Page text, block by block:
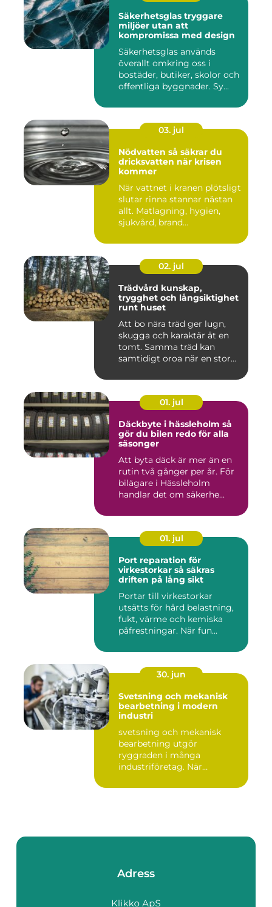
Säkerhetsglas tryggare
miljöer utan att
kompromissa med design
Säkerhetsglas används
överallt omkring oss i
bostäder, butiker, skolor och
offentliga byggnader. Sy...
03. jul
Nödvatten så säkrar du
dricksvatten när krisen
kommer
När vattnet i kranen plötsligt
slutar rinna stannar nästan
allt. Matlagning, hygien,
sjukvård, brand...
02. jul
Trädvård kunskap,
trygghet och långsiktighet
runt huset
Att bo nära träd ger lugn,
skugga och karaktär åt en
tomt. Samma träd kan
samtidigt oroa när en stor...
01. jul
Däckbyte i hässleholm så
gör du bilen redo för alla
säsonger
Att byta däck är mer än en
rutin två gånger per år. För
bilägare i Hässleholm
handlar det om säkerhe...
01. jul
Port reparation för
virkestorkar så säkras
driften på lång sikt
Portar till virkestorkar
utsätts för hård belastning,
fukt, värme och kemiska
påfrestningar. När fun...
30. jun
Svetsning och mekanisk
bearbetning i modern
industri
svetsning och mekanisk
bearbetning utgör
ryggraden i många
industriföretag. När
Adress